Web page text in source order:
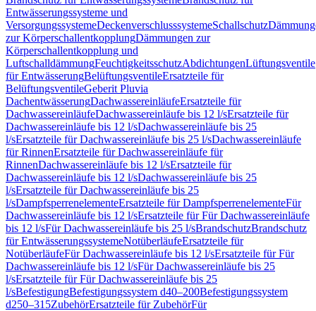
Entwässerungssysteme und
VersorgungssystemeDeckenverschlusssystemeSchallschutz
zur KörperschallentkopplungDämmungen zur
Körperschallentkopplung und
LuftschalldämmungFeuchtigkeitsschutzAbdichtungenLüftungsventile
für EntwässerungBelüftungsventileErsatzteile für
BelüftungsventileGeberit Pluvia
DachentwässerungDachwassereinläufeErsatzteile für
DachwassereinläufeDachwassereinläufe bis 12 l/sErsatzteile für
Dachwassereinläufe bis 12 l/sDachwassereinläufe bis 25
l/sErsatzteile für Dachwassereinläufe bis 25 l/sDachwassereinläufe
für RinnenErsatzteile für Dachwassereinläufe für
RinnenDachwassereinläufe bis 12 l/sErsatzteile für
Dachwassereinläufe bis 12 l/sDachwassereinläufe bis 25
l/sErsatzteile für Dachwassereinläufe bis 25
l/sDampfsperrenelementeErsatzteile für DampfsperrenelementeFür
Dachwassereinläufe bis 12 l/sErsatzteile für Für Dachwassereinläufe
bis 12 l/sFür Dachwassereinläufe bis 25 l/sBrandschutzBrandschutz
für EntwässerungssystemeNotüberläufeErsatzteile für
NotüberläufeFür Dachwassereinläufe bis 12 l/sErsatzteile für Für
Dachwassereinläufe bis 12 l/sFür Dachwassereinläufe bis 25
l/sErsatzteile für Für Dachwassereinläufe bis 25
l/sBefestigungBefestigungssystem d40–200Befestigungssystem
d250–315ZubehörErsatzteile für ZubehörFür